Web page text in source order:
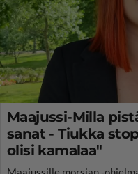
Maajussi-Milla
sanat - Tiukka
olisi kamalaa"